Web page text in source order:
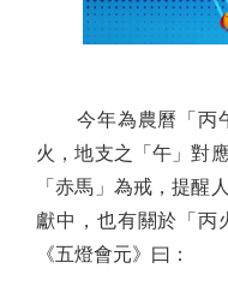
今年為農曆「丙午
火，地支之「午」對
「赤馬」為戒，提醒
獻中，也有關於「丙
《五燈會元》曰：